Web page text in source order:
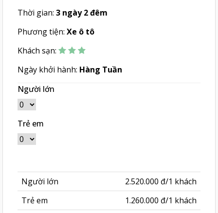
Thời gian: 3 ngày 2 đêm
Phương tiện: Xe ô tô
Khách sạn:
Ngày khởi hành: Hàng Tuần
Người lớn
Trẻ em
Người lớn
2.520.000 đ/1 khách
Trẻ em
1.260.000 đ/1 khách